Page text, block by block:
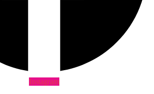
Instagram